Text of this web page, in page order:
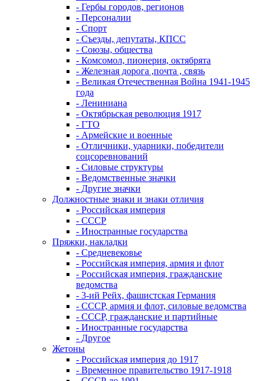
- Гербы городов, регионов
- Персоналии
- Спорт
- Съезды, депутаты, КПСС
- Союзы, общества
- Комсомол, пионерия, октябрята
- Железная дорога ,почта , связь
- Великая Отечественная Война 1941-1945
года
- Лениниана
- Октябрьская революция 1917
- ГТО
- Армейские и военные
- Отличники, ударники, победители
соцсоревнований
- Силовые структуры
- Ведомственные значки
- Другие значки
Должностные знаки и знаки отличия
- Российская империя
- СССР
- Иностранные государства
Пряжки, накладки
- Средневековье
- Российская империя, армия и флот
- Российская империя, гражданские
ведомства
- 3-ий Рейх, фашистская Германия
- СССР, армия и флот, силовые ведомства
- СССР, гражданские и партийные
- Иностранные государства
- Другое
Жетоны
- Российская империя до 1917
- Временное правительство 1917-1918